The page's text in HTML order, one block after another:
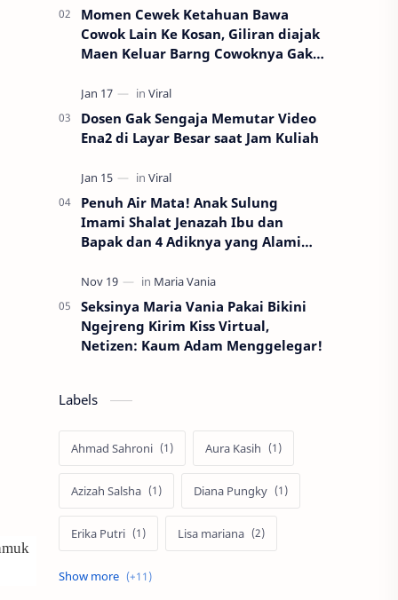
`AblaNurr☆ (@AdekNyaIpi…
Momen Cewek Ketahuan Bawa
Cowok Lain Ke Kosan, Giliran diajak
Maen Keluar Barng Cowoknya Gak
Dosen Gak Sengaja Memutar Video
Ena2 di Layar Besar saat Jam Kuliah
Penuh Air Mata! Anak Sulung
Imami Shalat Jenazah Ibu dan
Bapak dan 4 Adiknya yang Alami
Seksinya Maria Vania Pakai Bikini
Ngejreng Kirim Kiss Virtual,
Netizen: Kaum Adam Menggelegar!
Labels
Ahmad Sahroni Aura Kasih
Azizah Salsha Diana Pungky
Erika Putri Lisa mariana
Lucinta Luna